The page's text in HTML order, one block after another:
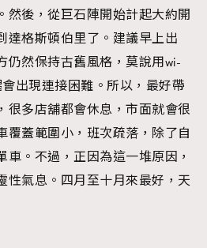
然後，從巨石陣開始計起大約開
達格斯頓伯里了。建議早上出
仍然保持古舊風格，莫說用wi-
出現連接困難。所以，最好帶
很多店舖都會休息，市面就會很
覆蓋範圍小，班次疏落，除了自
車。不過，正因為這一堆原因，
性氣息。四月至十月來最好，天